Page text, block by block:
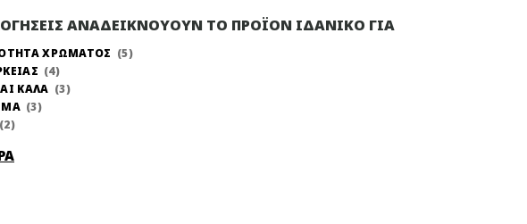
ΑΝΑΔΕΙΚΝΟΥΟΥΝ ΤΟ ΠΡΟΪΟΝ ΙΔΑΝΙΚΟ ΓΙΑ
ΧΡΩΜΑΤΟΣ
5
4
ΚΑΛΑ
3
3
2